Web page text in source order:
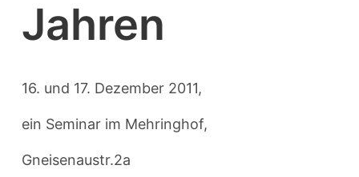
Jahren
16. und 17. Dezember 2011,
ein Seminar im Mehringhof,
Gneisenaustr.2a